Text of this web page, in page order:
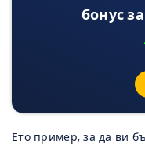
бонус
Ето пример, за да ви